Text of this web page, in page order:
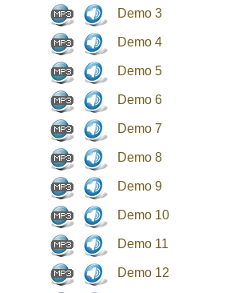
Demo 3
Demo 4
Demo 5
Demo 6
Demo 7
Demo 8
Demo 9
Demo 10
Demo 11
Demo 12